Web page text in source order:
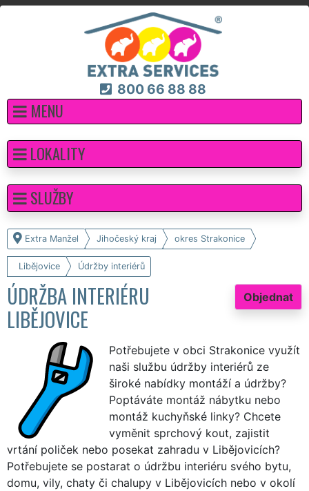
800 66 88 88
MENU
Extra Manžel Jihočeský kraj okres Strakonice
Libějovice Údržby interiérů
Objednat
ÚDRŽBA INTERIÉRU
LIBĚJOVICE
Potřebujete v obci Strakonice využít
naši službu údržby interiérů ze
široké nabídky montáží a údržby?
Poptáváte montáž nábytku nebo
montáž kuchyňské linky? Chcete
vyměnit sprchový kout, zajistit
vrtání poliček nebo posekat zahradu v Libějovicích?
Potřebujete se postarat o údržbu interiéru svého bytu,
domu, vily, chaty či chalupy v Libějovicích nebo v okolí
LOKALITY
SLUŽBY